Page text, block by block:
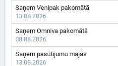
Saņem Venipak pakomātā
13.08.2026
Saņem Omniva pakomātā
08.08.2026
Saņem pasūtījumu mājās
13.08.2026